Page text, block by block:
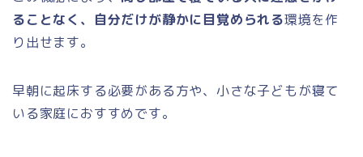
ることなく、自分だけが静かに目覚められる環境を作
り出せます。
早朝に起床する必要がある方や、小さな子どもが寝て
いる家庭におすすめです。